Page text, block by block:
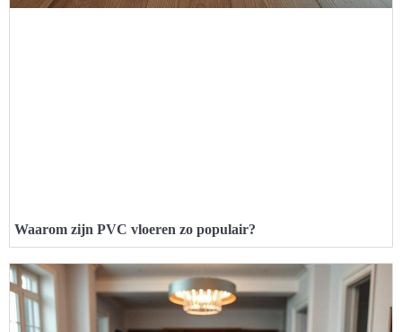
Waarom zijn PVC vloeren zo populair?